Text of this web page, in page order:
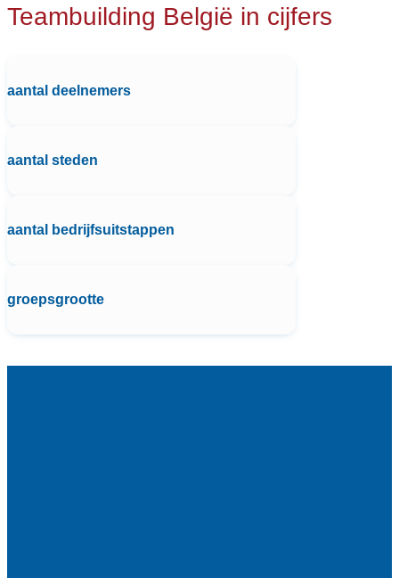
Teambuilding België in cijfers
aantal deelnemers
aantal steden
aantal bedrijfsuitstappen
groepsgrootte